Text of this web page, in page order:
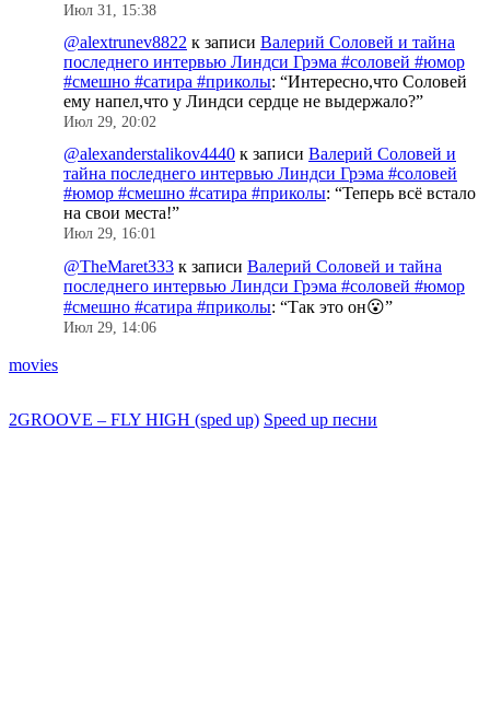
Июл 31, 15:38
@alextrunev8822 к записи Валерий Соловей и тайна
последнего интервью Линдси Грэма #соловей #юмор
#смешно #сатира #приколы: “Интересно,что Соловей
ему напел,что у Линдси сердце не выдержало?”
Июл 29, 20:02
@alexanderstalikov4440 к записи Валерий Соловей и
тайна последнего интервью Линдси Грэма #соловей
#юмор #смешно #сатира #приколы: “Теперь всё встало
на свои места!”
Июл 29, 16:01
@TheMaret333 к записи Валерий Соловей и тайна
последнего интервью Линдси Грэма #соловей #юмор
#смешно #сатира #приколы: “Так это он😮”
Июл 29, 14:06
movies
2GROOVE – FLY HIGH (sped up) Speed up песни